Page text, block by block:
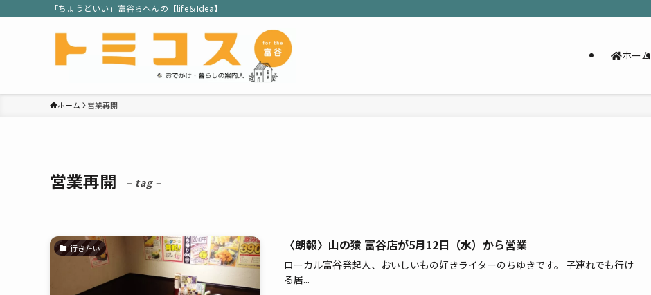
「ちょうどいい」富谷らへんの【life＆Idea】
ホーム
ホーム 営業再開
営業再開 – tag –
行きたい 〈朗報〉山の猿 富谷店が5月12日（水）から営業
ローカル富谷発起人、おいしいもの好きライターのちゆきです。 子連れでも行け
る居...